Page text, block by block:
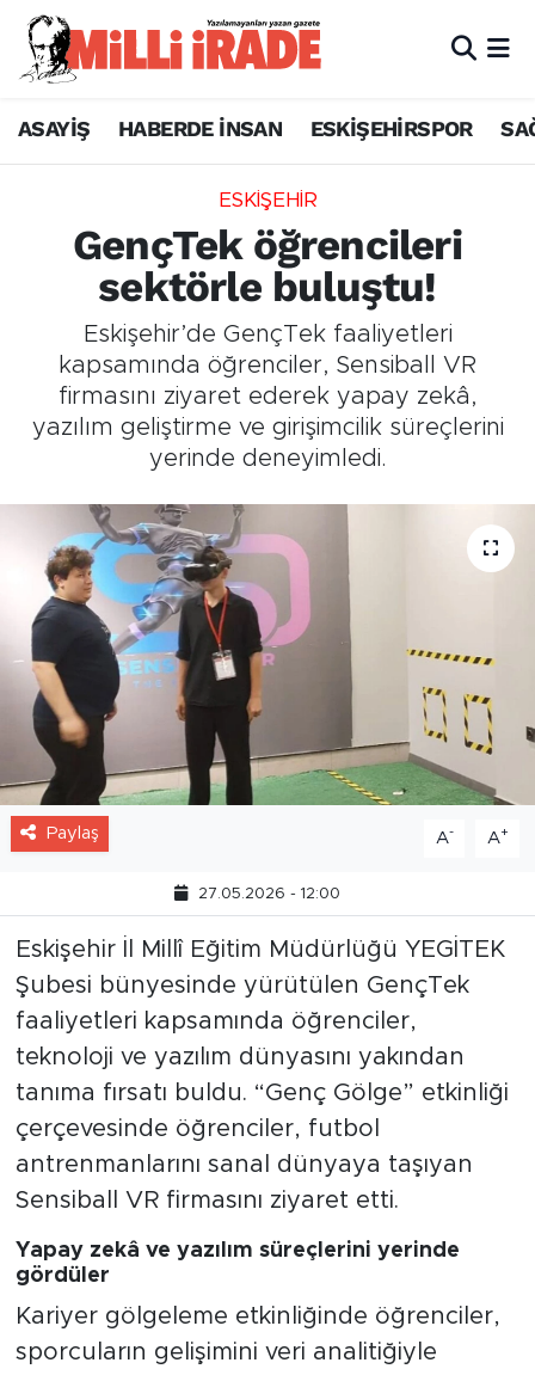
ASAYİŞ HABERDE İNSAN ESKİŞEHİRSPOR
ESKİŞEHİR
GençTek öğrencileri
sektörle buluştu!
Eskişehir’de GençTek faaliyetleri
kapsamında öğrenciler, Sensiball VR
firmasını ziyaret ederek yapay zekâ,
yazılım geliştirme ve girişimcilik süreçlerini
yerinde deneyimledi.
Paylaş A- A+
27.05.2026 - 12:00
Eskişehir İl Millî Eğitim Müdürlüğü YEGİTEK
Şubesi bünyesinde yürütülen GençTek
faaliyetleri kapsamında öğrenciler,
teknoloji ve yazılım dünyasını yakından
tanıma fırsatı buldu. “Genç Gölge” etkinliği
çerçevesinde öğrenciler, futbol
antrenmanlarını sanal dünyaya taşıyan
Sensiball VR firmasını ziyaret etti.
Yapay zekâ ve yazılım süreçlerini yerinde
gördüler
Kariyer gölgeleme etkinliğinde öğrenciler,
sporcuların gelişimini veri analitiğiyle